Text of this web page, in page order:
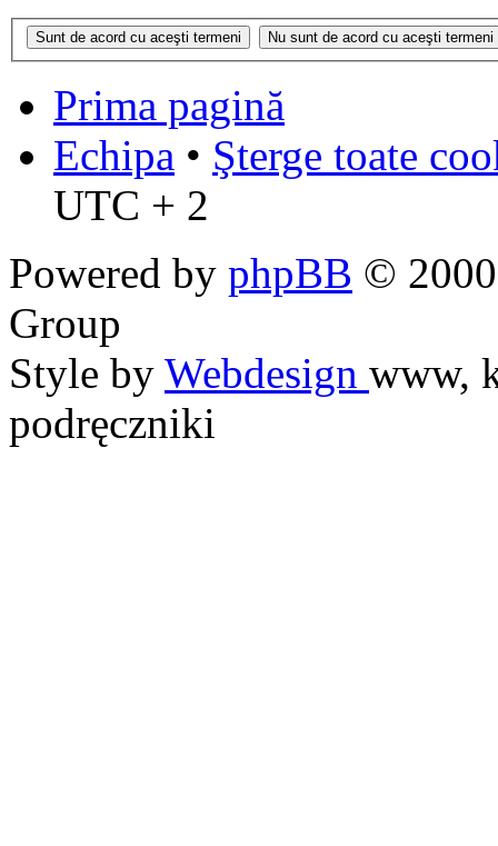
Prima pagină
Echipa • Şterge toate
UTC + 2
Powered by phpBB ©
Group
Style by Webdesign www,
podręczniki